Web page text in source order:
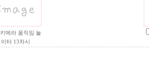
키메라 움직임 놀
이터 13차시